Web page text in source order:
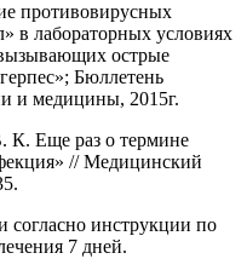
противовирусных
в лабораторных условиях
острые
Бюллетень
и медицины, 2015г.
К. Еще раз о термине
// Медицинский
инструкции по
7 дней.